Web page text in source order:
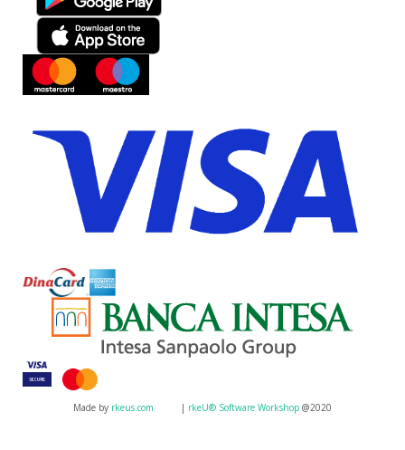
Made by rkeus.com | rkeU® Software Workshop @2020